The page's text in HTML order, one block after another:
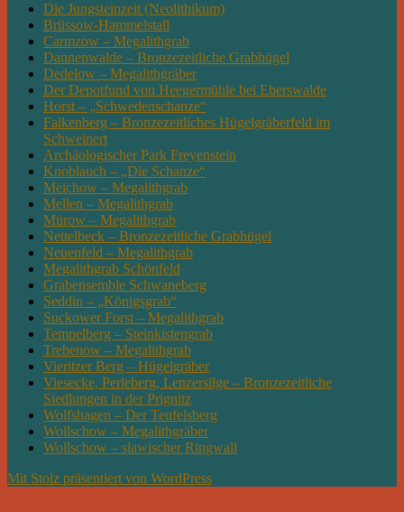
Die Jungsteinzeit (Neolithikum)
Brüssow-Hammelstall
Carmzow – Megalithgrab
Dannenwalde – Bronzezeitliche Grabhügel
Dedelow – Megalithgräber
Der Depotfund von Heegermühle bei Eberswalde
Horst – „Schwedenschanze“
Falkenberg – Bronzezeitliches Hügelgräberfeld im
Schweinert
Archäologischer Park Freyenstein
Knoblauch – „Die Schanze“
Meichow – Megalithgrab
Mellen – Megalithgrab
Mürow – Megalithgrab
Nettelbeck – Bronzezeitliche Grabhügel
Neuenfeld – Megalithgrab
Megalithgrab Schönfeld
Grabensemble Schwaneberg
Seddin – „Königsgrab“
Suckower Forst – Megalithgrab
Tempelberg – Steinkistengrab
Trebenow – Megalithgrab
Vieritzer Berg – Hügelgräber
Viesecke, Perleberg, Lenzersilge – Bronzezeitliche
Siedlungen in der Prignitz
Wolfshagen – Der Teufelsberg
Wollschow – Megalithgräber
Wollschow – slawischer Ringwall
Mit Stolz präsentiert von WordPress